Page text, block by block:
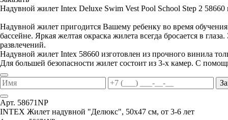
Надувной жилет Intex Deluxe Swim Vest Pool School Step 2 58660
Надувной жилет пригодится Вашему ребенку во время
бассейне. Яркая желтая окраска жилета всегда бросается в
развлечений.
Надувной жилет Intex 58660 изготовлен из прочного винила
Для большей безопасности жилет состоит из 3-х камер. С
Арт. 58671NP
INTEX Жилет надувной "Делюкс", 50х47 см, от 3-6 лет